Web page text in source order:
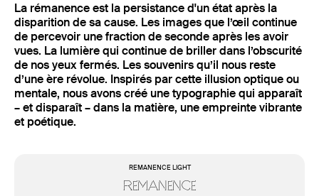
La rémanence est la persistance d'un état après la
disparition de sa cause. Les images que l’œil continue
de percevoir une fraction de seconde après les avoir
vues. La lumière qui continue de briller dans l’obscurité
de nos yeux fermés. Les souvenirs qu’il nous reste
d’une ère révolue. Inspirés par cette illusion optique ou
mentale, nous avons créé une typographie qui apparaît
– et disparaît – dans la matière, une empreinte vibrante
et poétique.
REMANENCE LIGHT
Remanence